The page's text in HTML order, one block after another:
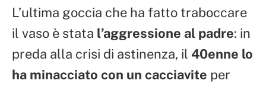
L’ultima goccia che ha fatto traboccare
il vaso è stata l’aggressione al padre: in
preda alla crisi di astinenza, il 40enne lo
ha minacciato con un cacciavite per